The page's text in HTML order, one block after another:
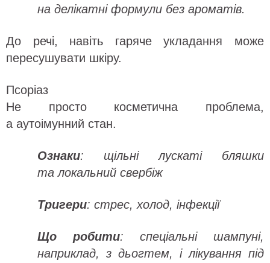
на делікатні формули без ароматів.
До речі, навіть гаряче укладання може
пересушувати шкіру.
Псоріаз
Не просто косметична проблема,
а аутоімунний стан.
Ознаки: щільні лускаті бляшки
та локальний свербіж
Тригери: стрес, холод, інфекції
Що робити: спеціальні шампуні,
наприклад, з дьогтем, і лікування під